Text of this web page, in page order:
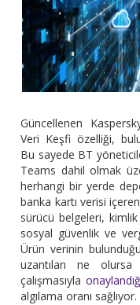
Güncellenen
Veri Keşfi özelliği,
Bu sayede BT
Teams dahil olmak
herhangi bir yerde
banka kartı verisi
sürücü belgeleri,
sosyal güvenlik ve
Ürün verinin
uzantıları ne
çalışmasıyla
algılama oranı sağlıyor.